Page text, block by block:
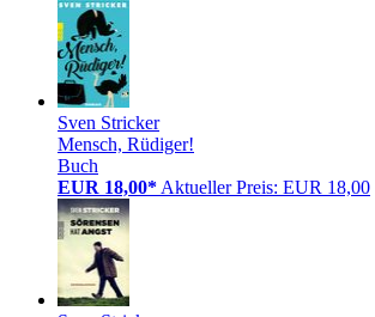
Sven Stricker
Mensch, Rüdiger!
Buch
EUR 18,00* Aktueller Preis: EUR 18,00